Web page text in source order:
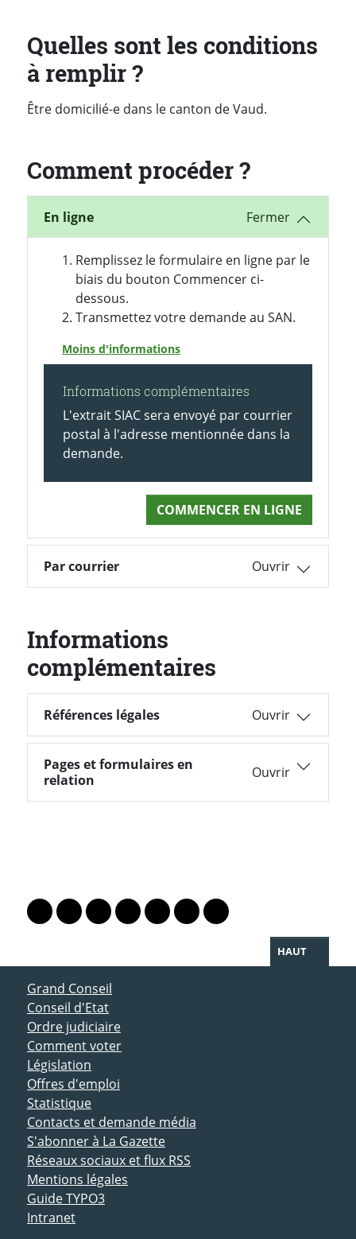
Quelles sont les conditions
à remplir ?
Être domicilié-e dans le canton de Vaud.
Comment procéder ?
En ligne
Remplissez le formulaire en ligne par le
biais du bouton Commencer ci-
dessous.
Transmettez votre demande au SAN.
Moins d'informations
Informations complémentaires
L'extrait SIAC sera envoyé par courrier
postal à l'adresse mentionnée dans la
demande.
COMMENCER EN LIGNE
Par courrier
Informations
complémentaires
Références légales
Références légales
Pages et formulaires en relation
Pages et formulaires en
relation
Lien vers le profil Mastodon
Lien vers le profil Bluesky
Lien vers le profil Instagram
Lien vers le profil Linkedin
Lien vers le profil Facebook
Lien vers le profil Twitter
Partager par WhatsApp
HAUT
ACCÈS DIRECT
Grand Conseil
Conseil d'Etat
Ordre judiciaire
Comment voter
Législation
Offres d'emploi
Statistique
Contacts et demande média
S'abonner à La Gazette
Réseaux sociaux et flux RSS
Mentions légales
Guide TYPO3
Intranet